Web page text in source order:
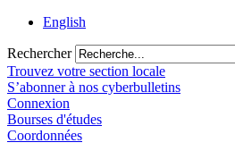
English
Rechercher
Trouvez votre section locale
S’abonner à nos cyberbulletins
Connexion
Bourses d'études
Coordonnées